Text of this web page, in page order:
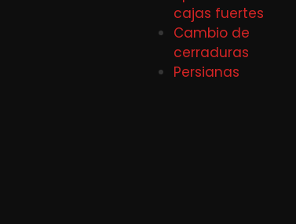
cajas fuertes
Cambio de
cerraduras
Persianas